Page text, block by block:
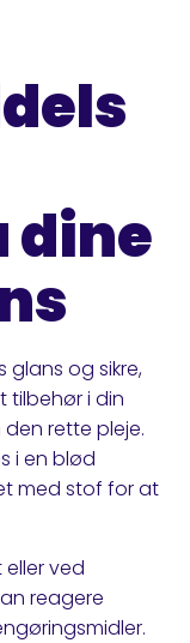
dine
og sikre,
tilbehør i din
rette pleje.
i en blød
med stof for at
ved
reagere